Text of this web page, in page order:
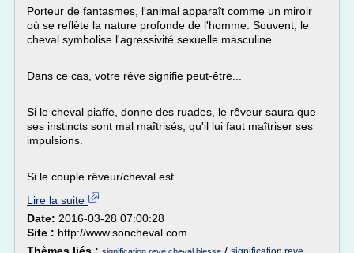
Porteur de fantasmes, l'animal apparaît comme un miroir
où se reflète la nature profonde de l'homme. Souvent, le
cheval symbolise l'agressivité sexuelle masculine.
Dans ce cas, votre rêve signifie peut-être...
Si le cheval piaffe, donne des ruades, le rêveur saura que
ses instincts sont mal maîtrisés, qu'il lui faut maîtriser ses
impulsions.
Si le couple rêveur/cheval est...
Lire la suite
Date: 2016-03-28 07:00:28
Site : http://www.soncheval.com